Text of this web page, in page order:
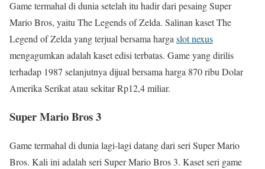
Game termahal di dunia setelah itu hadir dari pesaing Super
Mario Bros, yaitu The Legends of Zelda. Salinan kaset The
Legend of Zelda yang terjual bersama harga slot nexus
mengagumkan adalah kaset edisi terbatas. Game yang dirilis
terhadap 1987 selanjutnya dijual bersama harga 870 ribu Dolar
Amerika Serikat atau sekitar Rp12,4 miliar.
Super Mario Bros 3
Game termahal di dunia lagi-lagi datang dari seri Super Mario
Bros. Kali ini adalah seri Super Mario Bros 3. Kaset seri game